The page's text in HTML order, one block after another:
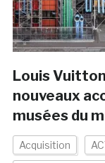
Louis
nouveaux
musées du
Acquisition